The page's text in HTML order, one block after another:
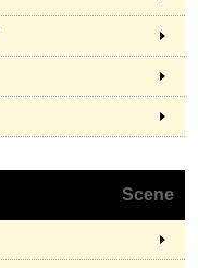
Scene